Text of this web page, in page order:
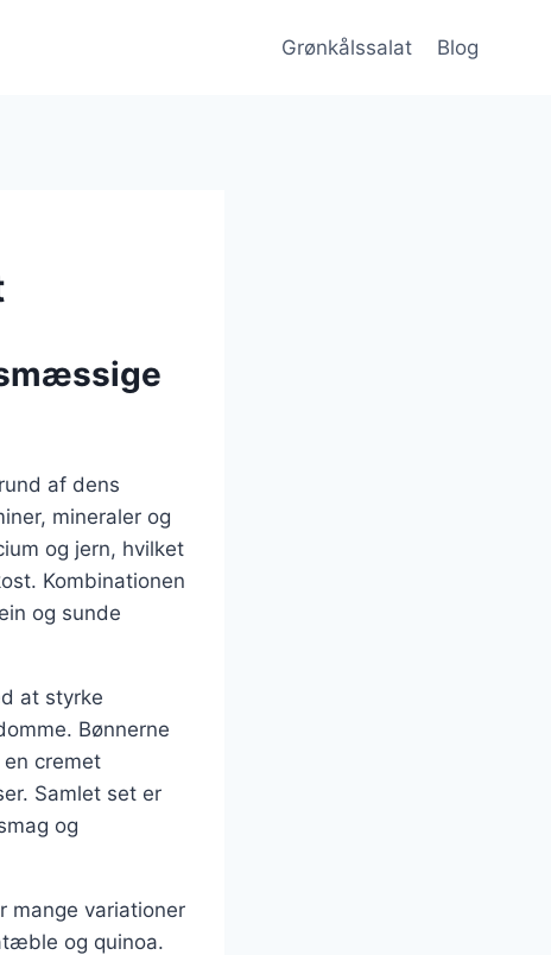
Grønkålssalat Blog
af dens
mineraler og
og jern, hvilket
Kombinationen
og sunde
at styrke
Bønnerne
cremet
Samlet set er
og
mange variationer
og quinoa.